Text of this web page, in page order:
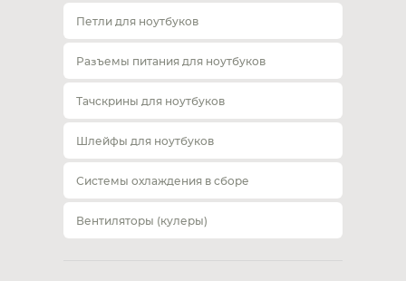
Петли для ноутбуков
Разъемы питания для ноутбуков
Тачскрины для ноутбуков
Шлейфы для ноутбуков
Системы охлаждения в сборе
Вентиляторы (кулеры)